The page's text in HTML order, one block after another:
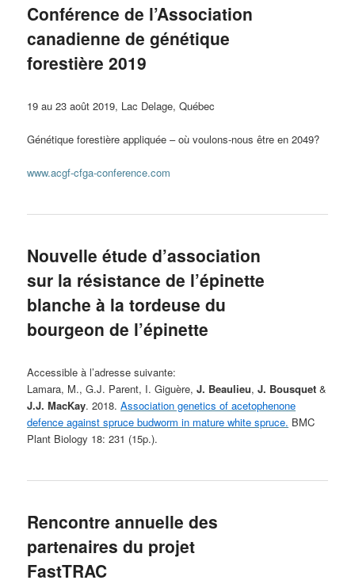
Conférence de l’Association
canadienne de génétique
forestière 2019
19 au 23 août 2019, Lac Delage, Québec
Génétique forestière appliquée – où voulons-nous être en 2049?
www.acgf-cfga-conference.com
Nouvelle étude d’association
sur la résistance de l’épinette
blanche à la tordeuse du
bourgeon de l’épinette
Accessible à l’adresse suivante:
Lamara, M., G.J. Parent, I. Giguère,J. Beaulieu,J. Bousquet &
J.J. MacKay. 2018.Association genetics of acetophenone
defence against spruce budworm in mature white spruce. BMC
Plant Biology 18: 231 (15p.).
Rencontre annuelle des
partenaires du projet
FastTRAC